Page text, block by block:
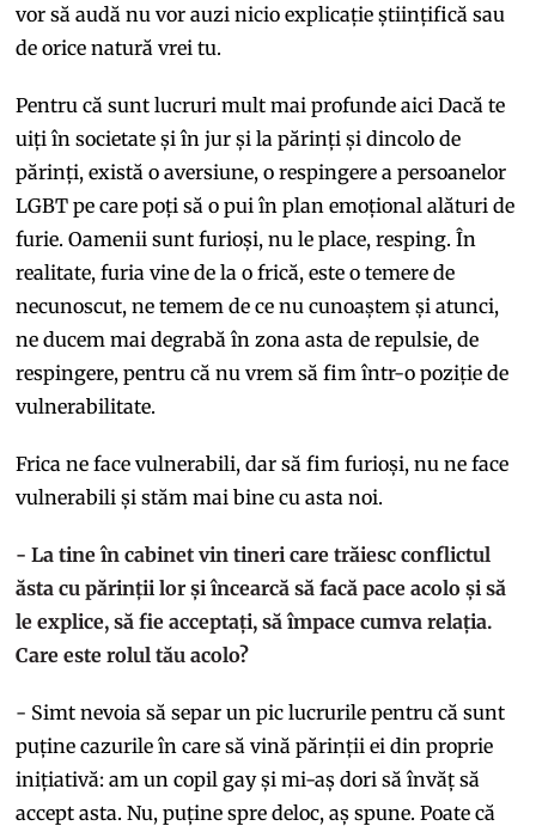
vor să audă nu vor auzi nicio explicație științifică sau
de orice natură vrei tu.
Pentru că sunt lucruri mult mai profunde aici Dacă te
uiți în societate și în jur și la părinți și dincolo de
părinți, există o aversiune, o respingere a persoanelor
LGBT pe care poți să o pui în plan emoțional alături de
furie. Oamenii sunt furioși, nu le place, resping. În
realitate, furia vine de la o frică, este o temere de
necunoscut, ne temem de ce nu cunoaștem și atunci,
ne ducem mai degrabă în zona asta de repulsie, de
respingere, pentru că nu vrem să fim într-o poziție de
vulnerabilitate.
Frica ne face vulnerabili, dar să fim furioși, nu ne face
vulnerabili și stăm mai bine cu asta noi.
- La tine în cabinet vin tineri care trăiesc conflictul
ăsta cu părinții lor și încearcă să facă pace acolo și să
le explice, să fie acceptați, să împace cumva relația.
Care este rolul tău acolo?
- Simt nevoia să separ un pic lucrurile pentru că sunt
puține cazurile în care să vină părinții ei din proprie
inițiativă: am un copil gay și mi-aș dori să învăț să
accept asta. Nu, puține spre deloc, aș spune. Poate că